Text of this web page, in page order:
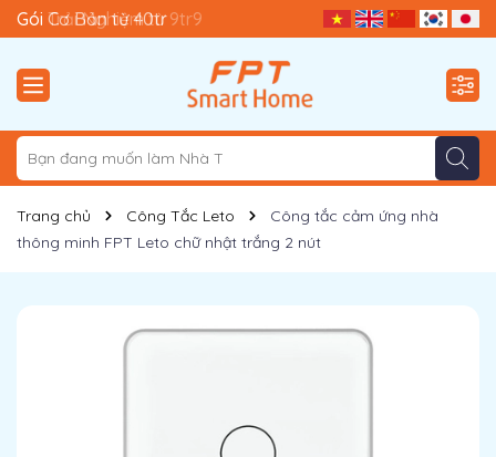
Gói Trải Nghiệm từ 9tr9
Gói Cơ Bản từ 40tr
Trang chủ Công Tắc Leto
Công tắc cảm ứng nhà
thông minh FPT Leto chữ nhật trắng 2 nút